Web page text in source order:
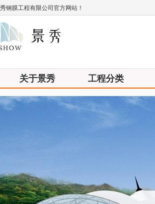
钢膜工程有限公司官方网站！
关于景秀 工程分类